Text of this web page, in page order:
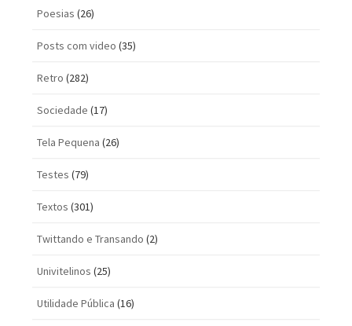
Poesias (26)
Posts com vi­deo (35)
Retro (282)
Sociedade (17)
Tela Pequena (26)
Testes (79)
Textos (301)
Twittando e Transando (2)
Univitelinos (25)
Utilidade Pública (16)